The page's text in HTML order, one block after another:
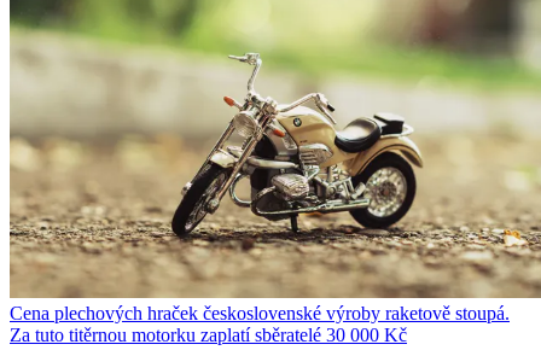
Cena plechových hraček československé výroby raketově stoupá.
Za tuto titěrnou motorku zaplatí sběratelé 30 000 Kč